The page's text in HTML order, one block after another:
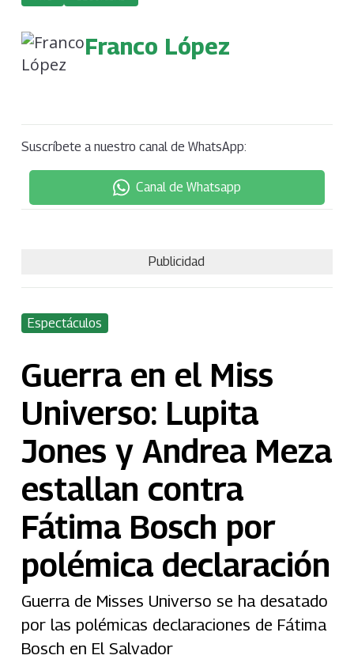
Franco López
Suscríbete a nuestro canal de WhatsApp:
Canal de Whatsapp
Publicidad
Espectáculos
Guerra en el Miss
Universo: Lupita
Jones y Andrea Meza
estallan contra
Fátima Bosch por
polémica declaración
Guerra de Misses Universo se ha desatado
por las polémicas declaraciones de Fátima
Bosch en El Salvador